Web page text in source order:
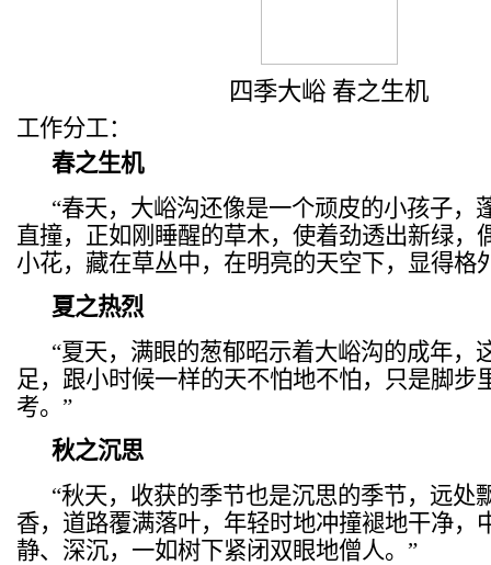
四季大峪 春之生机
工作分工：
春之生机
“春天，大峪沟还像是一个顽皮的小孩子，
直撞，正如刚睡醒的草木，使着劲透出新绿，
小花，藏在草丛中，在明亮的天空下，显得格
夏之热烈
“夏天，满眼的葱郁昭示着大峪沟的成年，
足，跟小时候一样的天不怕地不怕，只是脚步
考。”
秋之沉思
“秋天，收获的季节也是沉思的季节，远处
香，道路覆满落叶，年轻时地冲撞褪地干净，
静、深沉，一如树下紧闭双眼地僧人。”